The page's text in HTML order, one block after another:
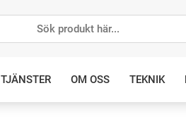
TJÄNSTER OM OSS TEKNIK